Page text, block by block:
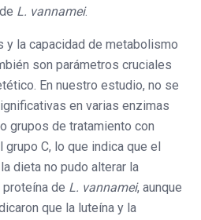
L. vannamei.
y la capacidad de metabolismo
son parámetros cruciales
En nuestro estudio, no se
en varias enzimas
grupos de tratamiento con
C, lo que indica que el
dieta no pudo alterar la
de L. vannamei, aunque
que la luteína y la